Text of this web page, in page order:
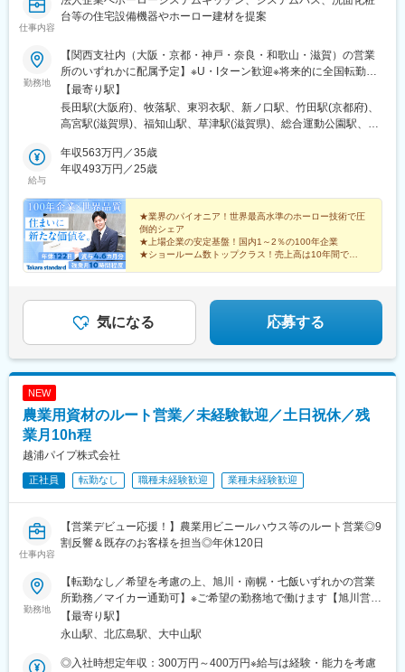
仕事内容
台等の住宅設備機器やホーロー建材を提案
勤務地
【関西支社内（大阪・京都・神戸・奈良・和歌山・滋賀）の営業
所のいずれかに配属予定】※U・Iターン歓迎※将来的に全国転勤の
可能性あり大阪営業所／大阪府東大阪市長田東2丁目4番33号北摂
営業所／大阪府箕面市稲1丁目1番10号 南大阪営業所／大阪府堺市
西区鳳中町10丁8番地2 奈良営業所／奈良県橿原市新賀町129-1 京
滋賀県彦根市高宮町1700-2 福知山営業所／京都府福知山市駅南町
1丁目266番地 草津営業所／滋賀県栗東市小柿4丁目7番13号 神戸
庫県姫路市飾磨区中野田1丁目66番 和歌山営業所／和歌山県和歌
山市三葛322番地1号 紀南営業所／和歌山県田辺市新庄町1564番
16号※受動喫煙対策あり
【最寄り駅】
長田駅(大阪府)、牧落駅、東羽衣駅、新ノ口駅、竹田駅(京都府)、
高宮駅(滋賀県)、福知山駅、草津駅(滋賀県)、総合運動公園駅、亀
羽衣駅
給与
年収563万円／35歳
年収493万円／25歳
★業界のパイオニア！世界最高水準のホーロー技術で圧
倒的シェア
★上場企業の安定基盤！国内1～2％の100年企業
★ショールーム数トップクラス！売上高は10年間で
気になる 応募する
NEW
農業用資材のルート営業／未経験歓迎／土日祝休／残
業月10h程
越浦パイプ株式会社
正社員 転勤なし 職種未経験歓迎 業種未経験歓迎
仕事内容
【営業デビュー応援！】農業用ビニールハウス等のルート営業◎9
割反響＆既存のお客様を担当◎年休120日
勤務地
【転勤なし／希望を考慮の上、旭川・南幌・七飯いずれかの営業
所勤務／マイカー通勤可】※ご希望の勤務地で働けます【旭川営業
所】北海道旭川市流通団地4条5丁目28番地2【南幌営業所】北海
道空知郡南幌町南16線西22番地【道南営業所】北海道亀田郡七飯
防止対策：あり
【最寄り駅】
永山駅、北広島駅、大中山駅
◎入社時想定年収：300万円～400万円※給与は経験・能力を考慮